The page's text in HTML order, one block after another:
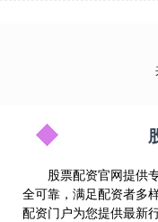
股票配资官网提供
全可靠，满足配资者多
配资门户为您提供最新